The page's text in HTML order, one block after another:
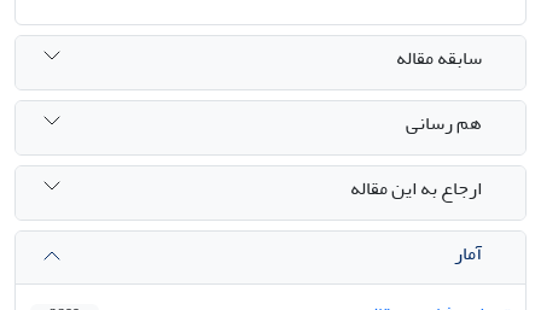
سابقه مقاله
هم رسانی
ارجاع به این مقاله
آمار